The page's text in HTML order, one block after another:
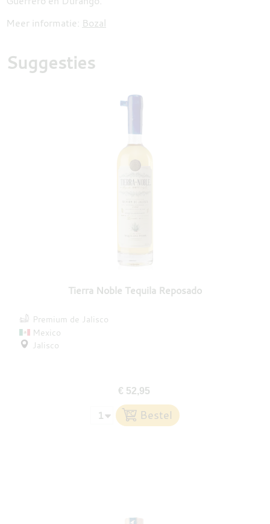
Meer informatie: Bozal
Suggesties
Tierra Noble Tequila Reposado
Premium de Jalisco
Mexico
Jalisco
€ 52,95